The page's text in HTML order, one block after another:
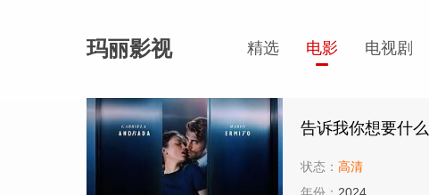
玛丽影视 精选 电影 电视剧
告诉我你想要什么
状态： 高清